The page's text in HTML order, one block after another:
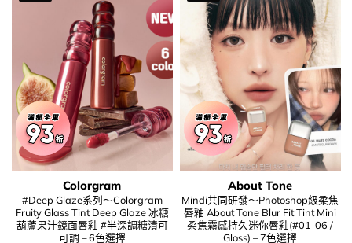
Colorgram
#Deep Glaze系列～Colorgram
Fruity Glass Tint Deep Glaze 冰糖
葫蘆果汁鏡面唇釉 #半深調糖漬可
可調 – 6色選擇
About Tone
Mindi共同研發～Photoshop級柔焦
唇釉 About Tone Blur Fit Tint Mini
柔焦霧感持久迷你唇釉(#01-06 /
Gloss) – 7色選擇